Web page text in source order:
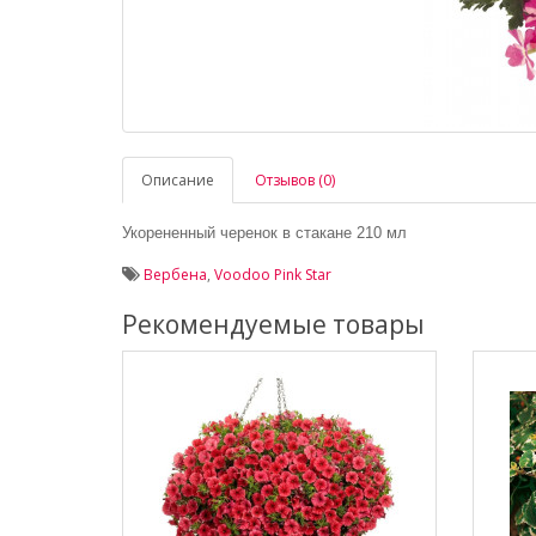
Описание Отзывов (0)
Укорененный черенок в стакане 210 мл
Вербена, Voodoo Pink Star
Рекомендуемые товары